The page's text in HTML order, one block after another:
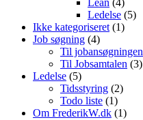
Lean (4)
Ledelse (5)
Ikke kategoriseret (1)
Job søgning (4)
Til jobansøgningen
Til Jobsamtalen (3)
Ledelse (5)
Tidsstyring (2)
Todo liste (1)
Om FrederikW.dk (1)